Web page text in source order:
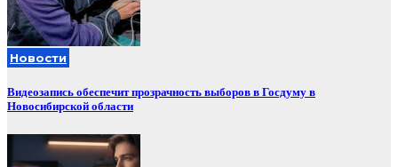
Новости
Видеозапись обеспечит прозрачность выборов в Госдуму в
Новосибирской области